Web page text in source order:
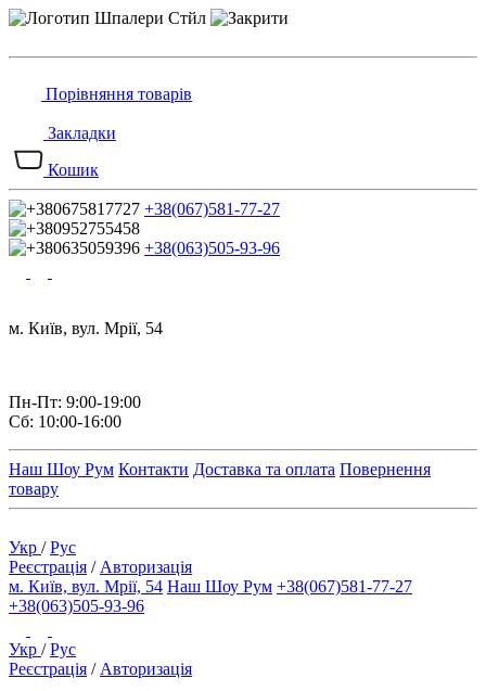
Порівняння товарів
Закладки
Кошик
+38(067)581-77-27
+38(063)505-93-96
м. Київ, вул. Мрії, 54
Пн-Пт: 9:00-19:00
Сб: 10:00-16:00
Наш Шоу Рум Контакти Доставка та оплата Повернення
товару
Укр /Рус
Реєстрація / Авторизація
м. Київ, вул. Мрії, 54 Наш Шоу Рум +38(067)581-77-27
+38(063)505-93-96
Укр /Рус
Реєстрація / Авторизація